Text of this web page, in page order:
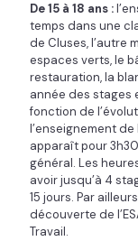
De 15 à 18 ans :
temps dans une
de Cluses, l’autre
espaces verts, le
restauration, la
année des stages
fonction de
l’enseignement de
apparaît pour
général. Les
avoir jusqu’à 4
15 jours. Par
découverte de
Travail.